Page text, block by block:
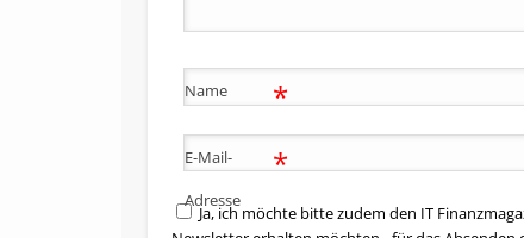
Name *
E-Mail-
Adresse
*
Ja, ich möchte bitte zudem den IT